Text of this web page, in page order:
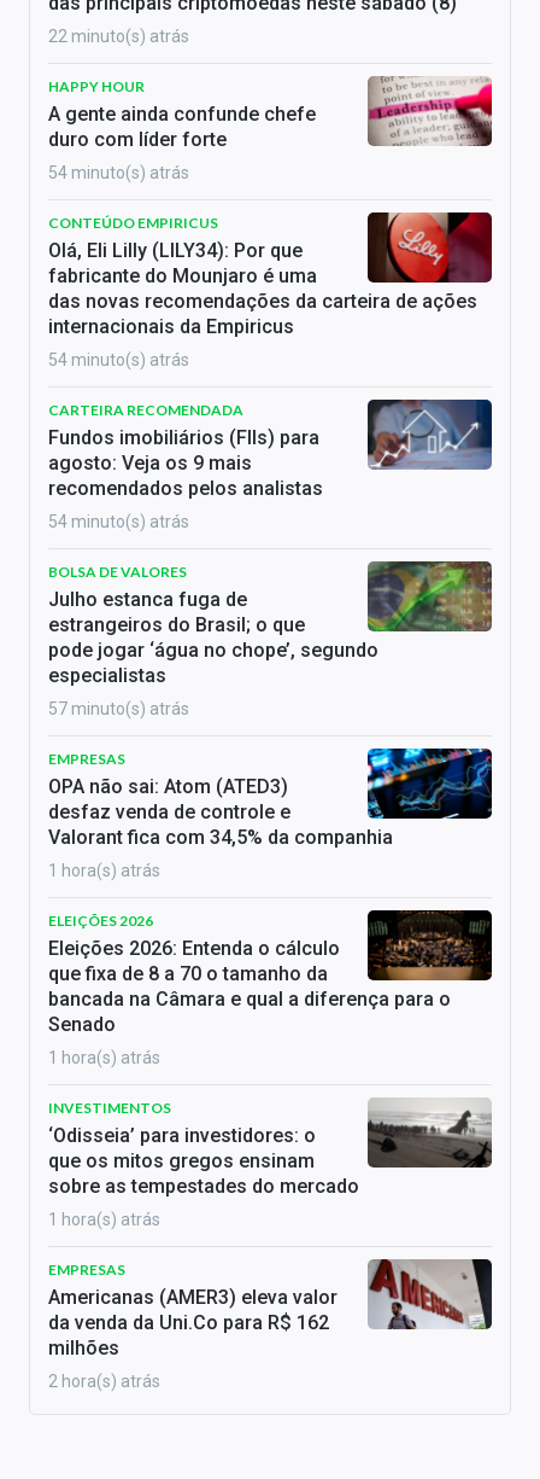
22 minuto(s) atrás
HAPPY HOUR
A gente ainda confunde chefe
duro com líder forte
54 minuto(s) atrás
CONTEÚDO EMPIRICUS
Olá, Eli Lilly (LILY34): Por que
fabricante do Mounjaro é uma
das novas recomendações da carteira de ações
internacionais da Empiricus
54 minuto(s) atrás
CARTEIRA RECOMENDADA
Fundos imobiliários (FIIs) para
agosto: Veja os 9 mais
recomendados pelos analistas
54 minuto(s) atrás
BOLSA DE VALORES
Julho estanca fuga de
estrangeiros do Brasil; o que
pode jogar ‘água no chope’, segundo
especialistas
57 minuto(s) atrás
EMPRESAS
OPA não sai: Atom (ATED3)
desfaz venda de controle e
Valorant fica com 34,5% da companhia
1 hora(s) atrás
ELEIÇÕES 2026
Eleições 2026: Entenda o cálculo
que fixa de 8 a 70 o tamanho da
bancada na Câmara e qual a diferença para o
Senado
1 hora(s) atrás
INVESTIMENTOS
‘Odisseia’ para investidores: o
que os mitos gregos ensinam
sobre as tempestades do mercado
1 hora(s) atrás
EMPRESAS
Americanas (AMER3) eleva valor
da venda da Uni.Co para R$ 162
milhões
2 hora(s) atrás